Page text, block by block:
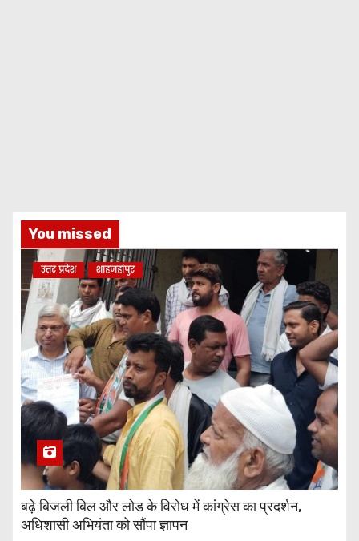
You missed
उत्तर प्रदेश शाहजहांपुर
बढ़े बिजली बिल और लोड के विरोध में कांग्रेस का प्रदर्शन,
अधिशासी अभियंता को सौंपा ज्ञापन